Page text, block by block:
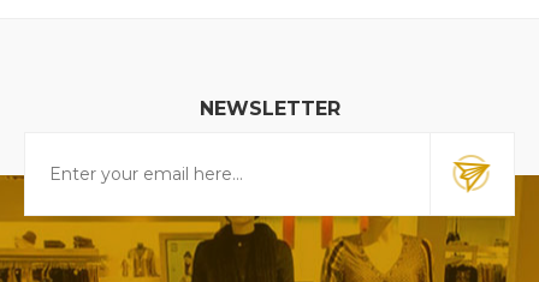
NEWSLETTER